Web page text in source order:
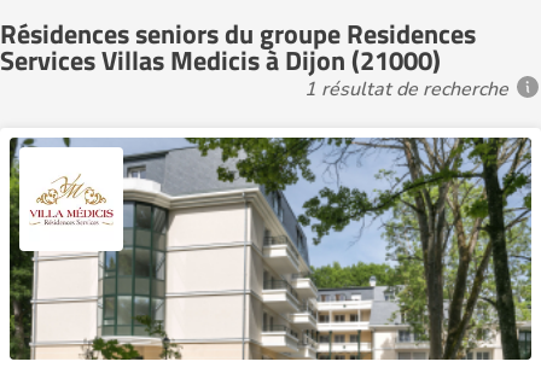
Résidences seniors du groupe Residences
Services Villas Medicis à Dijon (21000)
1 résultat de recherche